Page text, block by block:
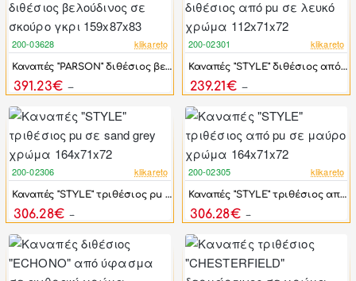
-46%
200-03628 klikareto
Καναπές "PARSON" διθέσιος βελούδινος σε σκούρο γκρι 159x87x83
391.23€
-46%
200-02301 klikareto
Καναπές "STYLE" διθέσιος από pu σε λευκό χρώμα 112x71x72
239.21€
-46%
200-02306 klikareto
Καναπές "STYLE" τριθέσιος pu σε sand grey χρώμα 164x71x72
306.28€
-46%
200-02305 klikareto
Καναπές "STYLE" τριθέσιος από pu σε μαύρο χρώμα 164x71x72
306.28€